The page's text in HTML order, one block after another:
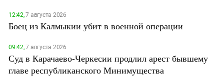
12:42,7 августа 2026
Боец из Калмыкии убит в военной операции
09:42,7 августа 2026
Суд в Карачаево-Черкесии продлил арест бывшему
главе республиканского Минимущества